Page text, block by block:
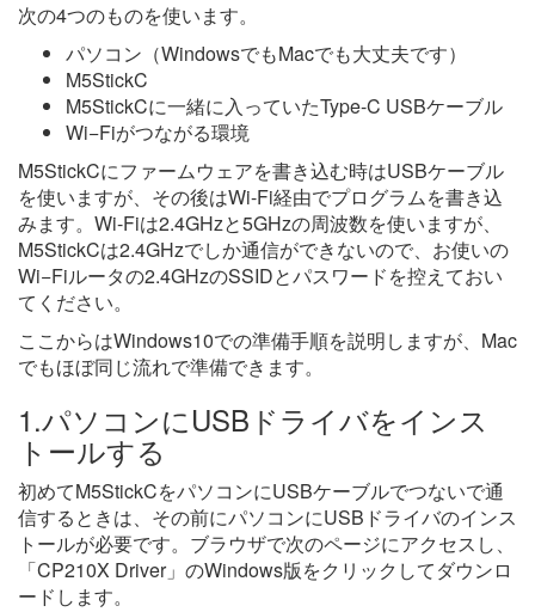
次の4つのものを使います。
パソコン（WindowsでもMacでも大丈夫です）
M5StickC
M5StickCに一緒に入っていたType-C USBケーブル
Wi−Fiがつながる環境
M5StickCにファームウェアを書き込む時はUSBケーブル
を使いますが、その後はWi-Fi経由でプログラムを書き込
みます。Wi-Fiは2.4GHzと5GHzの周波数を使いますが、
M5StickCは2.4GHzでしか通信ができないので、お使いの
Wi−Fiルータの2.4GHzのSSIDとパスワードを控えておい
てください。
ここからはWindows10での準備手順を説明しますが、Mac
でもほぼ同じ流れで準備できます。
1.パソコンにUSBドライバをインス
トールする
初めてM5StickCをパソコンにUSBケーブルでつないで通
信するときは、その前にパソコンにUSBドライバのインス
トールが必要です。ブラウザで次のページにアクセスし、
「CP210X Driver」のWindows版をクリックしてダウンロ
ードします。